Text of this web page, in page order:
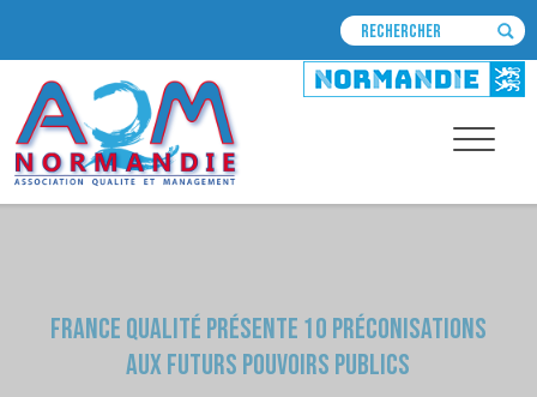
France Qualité présente 10 préconisations
aux futurs pouvoirs publics